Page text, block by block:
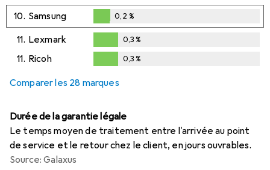
0,1%
10. Samsung
0,2%
0,2 %
11. Lexmark
0,3%
0,3%
11. Ricoh 0,3%
Comparer les 28 marques
Durée de la garantie légale
Le temps moyen de traitement entre l'arrivée au point
de service et le retour chez le client, en jours ouvrables.
Source: Galaxus